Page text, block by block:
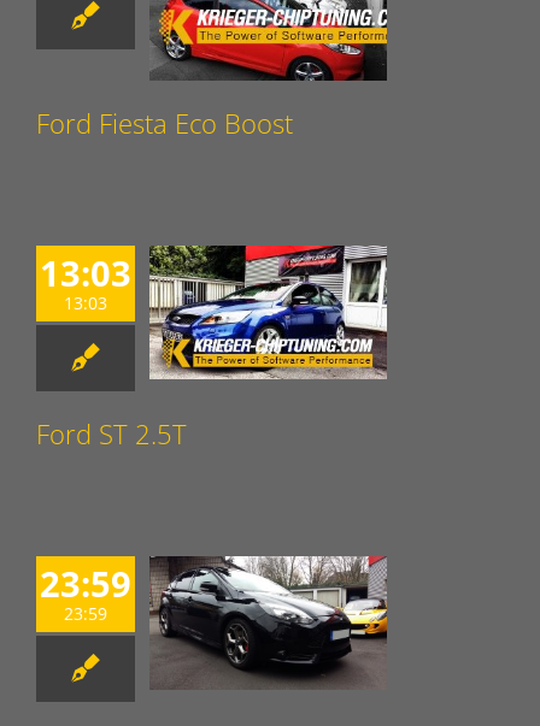
Ford Fiesta Eco Boost
13:03
13:03
Ford ST 2.5T
23:59
23:59